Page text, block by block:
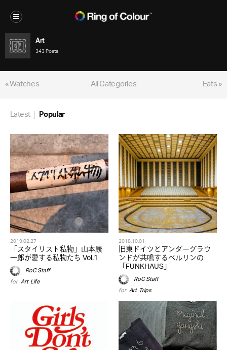
Art
343 Posts
« Watches Eats »
All Categories
Latest Popular
2019.02.27
「スタイリスト私物」山本康
一郎が愛する私物たち Vol.1
RoC Staff
for Art,Life
2018.10.01
旧東ドイツとアンダーグラウ
ンドが共鳴するベルリンの
「FUNKHAUS」
RoC Staff
for Art, Trips